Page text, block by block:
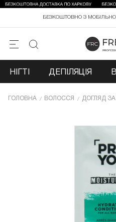
БЕЗКОШТОВНО З
НІГТІ ДЕПІЛЯЦІЯ
ГОЛОВНА ВОЛОССЯ ДОГЛЯД